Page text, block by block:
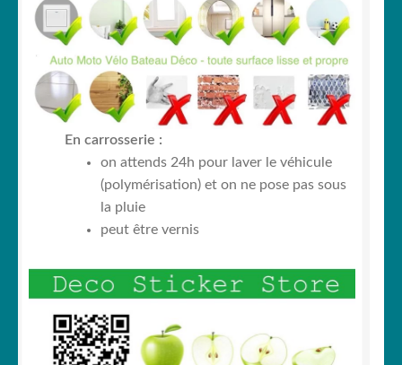
En carrosserie :
on attends 24h pour laver le véhicule
(polymérisation) et on ne pose pas sous
la pluie
peut être vernis